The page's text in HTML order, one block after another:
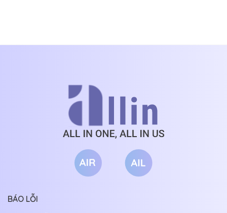
BÁO LỖI